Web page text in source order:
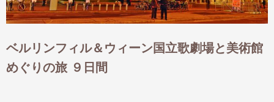
ベルリンフィル＆ウィーン国立歌劇場と美術館
めぐりの旅 ９日間